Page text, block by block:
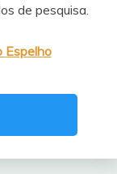
de pesquisa.
Espelho